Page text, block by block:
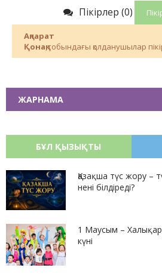
Пікірлер (0)
Ақпарат
Қонақ,тобындағы қолданушылар
ЖАРНАМА
БҰЛ ҚЫЗЫҚТЫ
Қазақша түс жору –
нені білдіреді?
1 Маусым –
күні